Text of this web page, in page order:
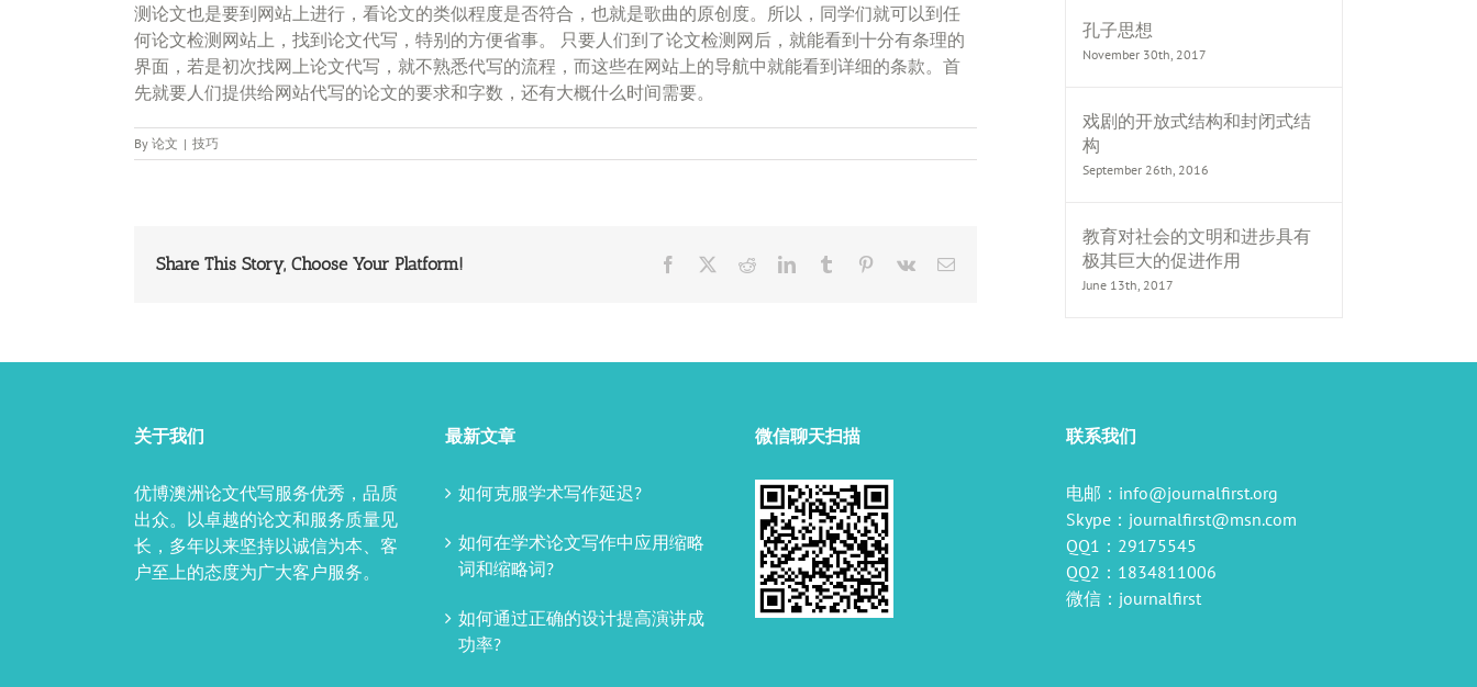
测论文也是要到网站上进行，看论文的类似程度是否符合，也就是歌曲的原创度。所以，同学们就可以到任
何论文检测网站上，找到论文代写，特别的方便省事。 只要人们到了论文检测网后，就能看到十分有条理的
界面，若是初次找网上论文代写，就不熟悉代写的流程，而这些在网站上的导航中就能看到详细的条款。首
先就要人们提供给网站代写的论文的要求和字数，还有大概什么时间需要。
By 论文 | 技巧
Share This Story, Choose Your Platform! Facebook RedditLinkedInTumblr Pinterest
Vk Email
孔子思想
November 30th, 2017
戏剧的开放式结构和封闭式结
构
September 26th, 2016
教育对社会的文明和进步具有
极其巨大的促进作用
June 13th, 2017
关于我们
优博澳洲论文代写服务优秀，品质
出众。以卓越的论文和服务质量见
长，多年以来坚持以诚信为本、客
户至上的态度为广大客户服务。
最新文章
如何克服学术写作延迟?
如何在学术论文写作中应用缩略
词和缩略词?
如何通过正确的设计提高演讲成
功率?
微信聊天扫描 联系我们
电邮： info@journalfirst.org
Skype： journalfirst@msn.com
QQ1：29175545
QQ2：1834811006
微信：journalfirst